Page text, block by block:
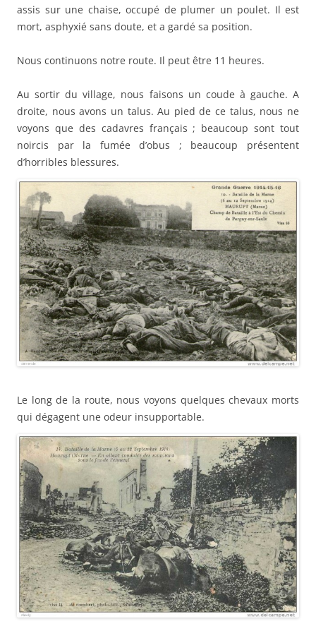
assis sur une chaise, occupé de plumer un poulet. Il est
mort, asphyxié sans doute, et a gardé sa position.
Nous continuons notre route. Il peut être 11 heures.
Au sortir du village, nous faisons un coude à gauche. A
droite, nous avons un talus. Au pied de ce talus, nous ne
voyons que des cadavres français ; beaucoup sont tout
noircis par la fumée d’obus ; beaucoup présentent
d’horribles blessures.
Le long de la route, nous voyons quelques chevaux morts
qui dégagent une odeur insupportable.